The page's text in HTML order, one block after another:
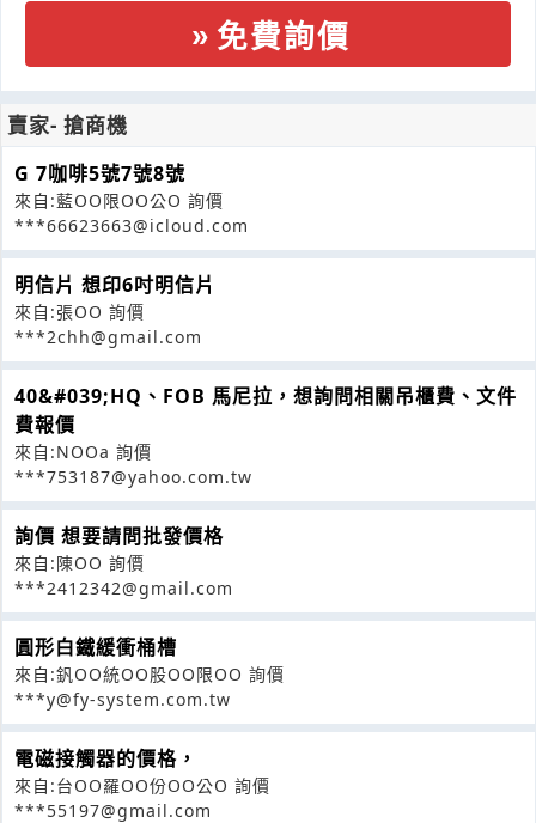
免費詢價
賣家- 搶商機
G 7咖啡5號7號8號
來自:藍OO限OO公O 詢價
***66623663@icloud.com
明信片 想印6吋明信片
來自:張OO 詢價
***2chh@gmail.com
40&#039;HQ、FOB 馬尼拉，想詢問相關吊櫃費、文件
費報價
來自:NOOa 詢價
***753187@yahoo.com.tw
詢價 想要請問批發價格
來自:陳OO 詢價
***2412342@gmail.com
圓形白鐵緩衝桶槽
來自:釩OO統OO股OO限OO 詢價
***y@fy-system.com.tw
電磁接觸器的價格，
來自:台OO羅OO份OO公O 詢價
***55197@gmail.com